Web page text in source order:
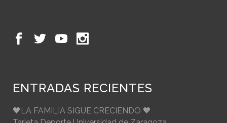
ENTRADAS RECIENTES
🧡LA FAMILIA SIGUE CRECIENDO 🧡